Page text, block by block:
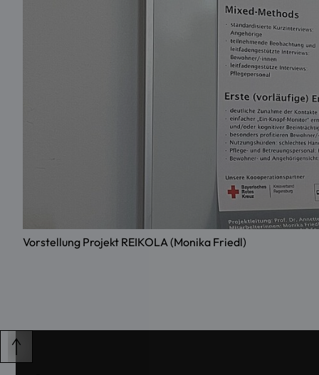
Vorstellung Projekt REIKOLA (Monika Friedl)